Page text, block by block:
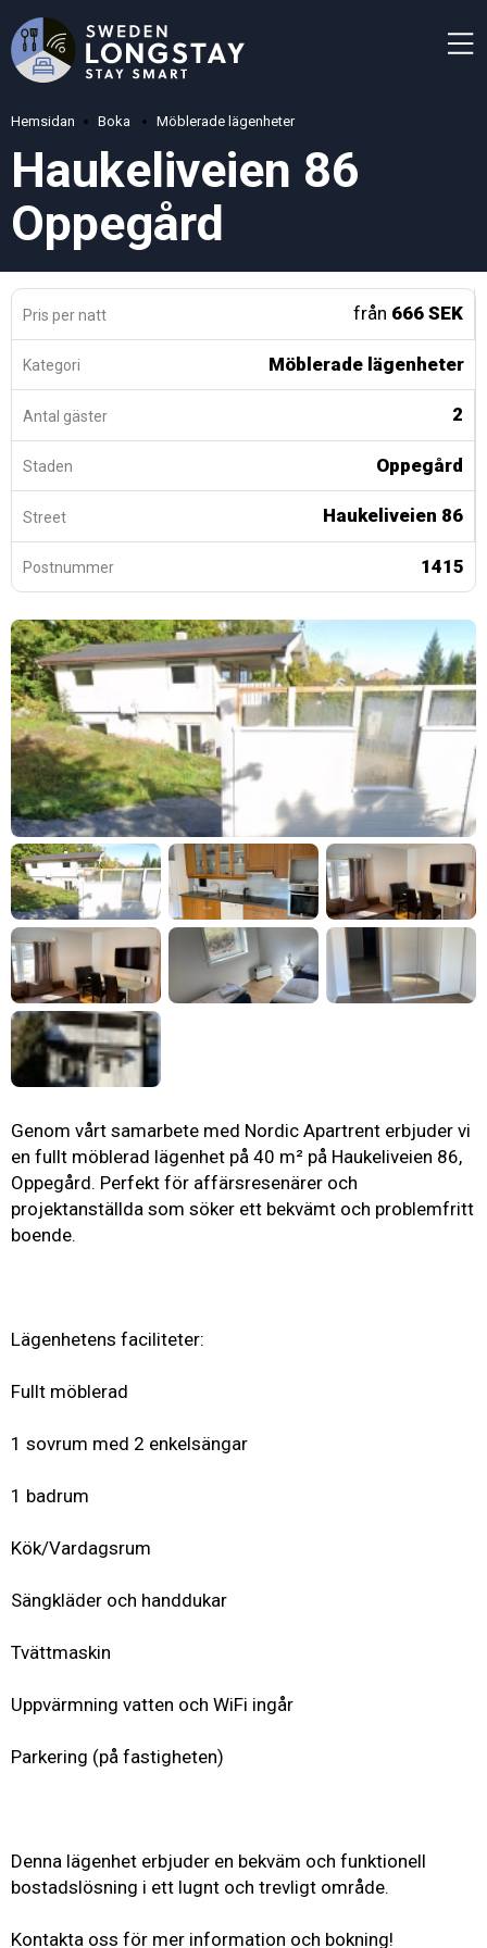
Hemsidan Boka Möblerade lägenheter
Haukeliveien 86
Oppegård
Pris per natt från 666 SEK
Kategori Möblerade lägenheter
Antal gäster 2
Staden Oppegård
Street Haukeliveien 86
Postnummer 1415
Genom vårt samarbete med Nordic Apartrent erbjuder vi
en fullt möblerad lägenhet på 40 m² på Haukeliveien 86,
Oppegård. Perfekt för affärsresenärer och
projektanställda som söker ett bekvämt och problemfritt
boende.
Lägenhetens faciliteter:
Fullt möblerad
1 sovrum med 2 enkelsängar
1 badrum
Kök/Vardagsrum
Sängkläder och handdukar
Tvättmaskin
Uppvärmning vatten och WiFi ingår
Parkering (på fastigheten)
Denna lägenhet erbjuder en bekväm och funktionell
bostadslösning i ett lugnt och trevligt område.
Kontakta oss för mer information och bokning!